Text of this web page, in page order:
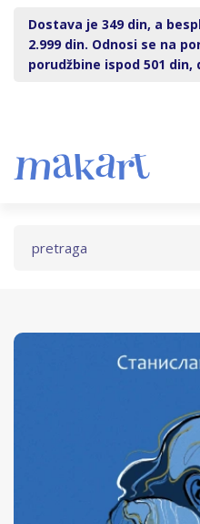
Dostava je 349 din, a
2.999 din. Odnosi se na
porudžbine ispod 501 din,